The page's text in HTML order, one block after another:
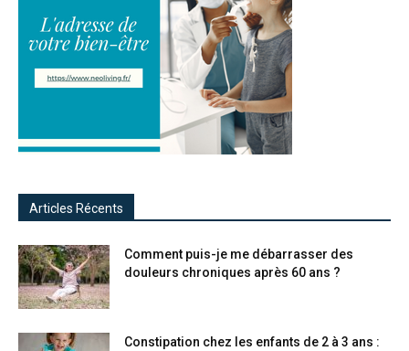
Articles Récents
Comment puis-je me débarrasser des
douleurs chroniques après 60 ans ?
Constipation chez les enfants de 2 à 3 ans :